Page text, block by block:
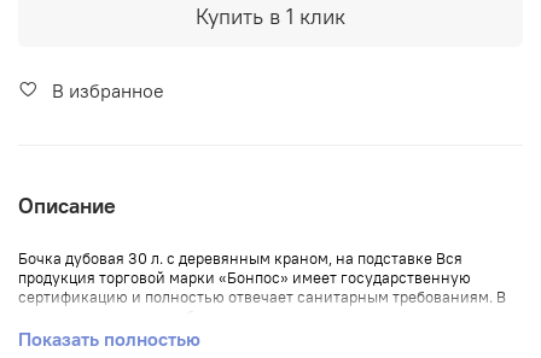
Купить в 1 клик
В избранное
Описание
Бочка дубовая 30 л. с деревянным краном, на подставке Вся
продукция торговой марки «Бонпос» имеет государственную
сертификацию и полностью отвечает санитарным требованиям. В
дуба,возврастом 80-100 лет.
Показать полностью